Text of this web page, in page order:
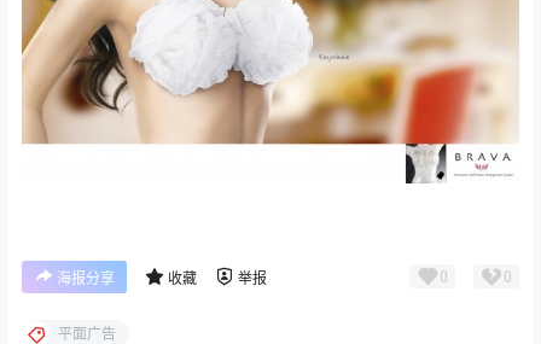
海报分享 收藏 举报 0 0
平面广告